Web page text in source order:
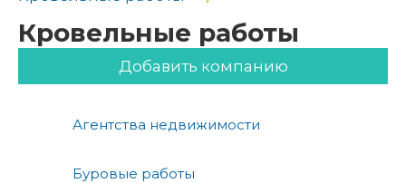
Кровельные работы
Добавить компанию
Агентства недвижимости
Буровые работы